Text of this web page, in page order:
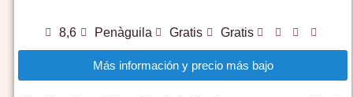
8,6 Penàguila Gratis Gratis
Más información y precio más bajo